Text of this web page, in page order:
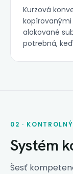
Kurzová
kopírovanými
alokované
potrebná,
02 ·
Systém
Šesť